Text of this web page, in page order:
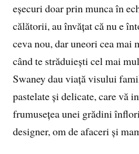
eșecuri doar prin munca în
călătorii, au învățat că nu e
ceva nou, dar uneori cea mai
când te străduiești cel mai
Swaney dau viață visului
pastelate și delicate, care vă
frumusețea unei grădini
designer, om de afaceri și